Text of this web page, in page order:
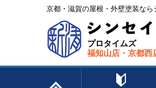
京都・滋賀の屋根・外壁塗装なら
プロタイムズ
福知山店・京都西